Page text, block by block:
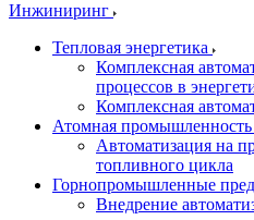
Инжиниринг
Тепловая энергетика
Комплексная
процессов в
Комплексная
Атомная промышленность
Автоматизация на
топливного цикла
Горнопромышленные
Внедрение